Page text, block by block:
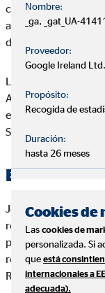
cambios en el Web
actualizar, corregir,
del Web de José
Las condiciones y
Aviso Legal pueden
estos términos
Santos Ramírez.
Exclusión
José Manuel Santos
responsabilidad por
por daños directos,
resultar del uso o del
Ramírez.
Nombre:
_ga, _gat_UA-
Proveedor:
Google Ireland Ltd.
Propósito:
Recogida de
Duración:
hasta 26 meses
Cookies de
Las cookies de
personalizada. Si
que está
internacionales a
adecuada).